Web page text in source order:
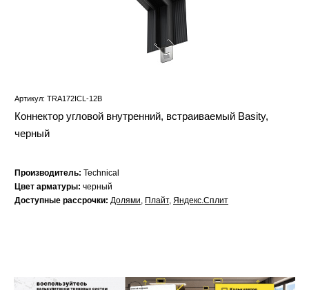
Артикул: TRA172ICL-12B
Коннектор угловой внутренний, встраиваемый Basity,
черный
Производитель: Technical
Цвет арматуры: черный
Доступные рассрочки: Долями, Плайт, Яндекс.Сплит